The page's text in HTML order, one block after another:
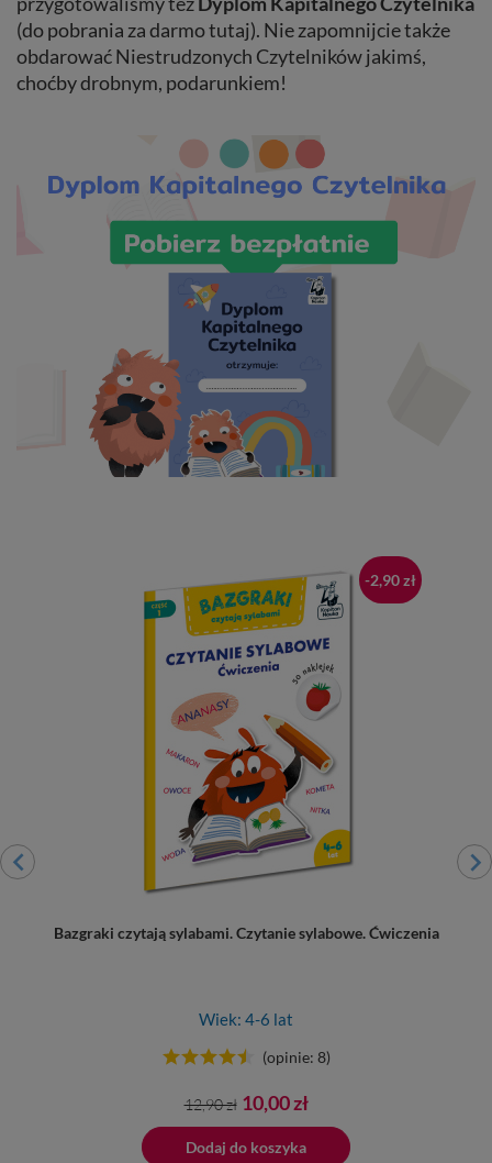
(do pobrania za darmo tutaj). Nie zapomnijcie także
obdarować Niestrudzonych Czytelników jakimś,
choćby drobnym, podarunkiem!
-2,90 zł
Bazgraki czytają sylabami. Czytanie sylabowe. Ćwiczenia
Wiek: 4-6 lat
(opinie: 8)
Cena
podstawowa
12,90 zł Cena
10,00 zł
Dodaj do koszyka